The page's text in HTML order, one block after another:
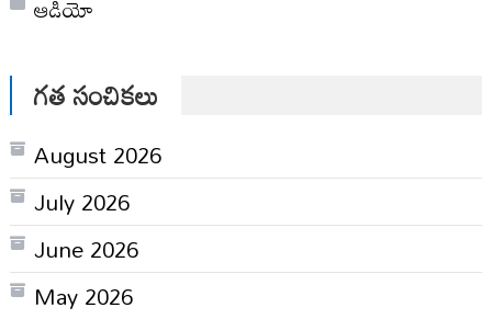
గత సంచికలు
August 2026
July 2026
June 2026
May 2026